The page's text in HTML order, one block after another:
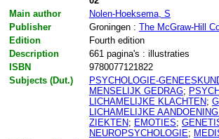
Main author
Nolen-Hoeksema, S
Publisher
Groningen : The McGraw-Hill
Edition
Fourth edition
Description
661 pagina's : illustraties
ISBN
9780077121822
Subjects (Dut.)
PSYCHOLOGIE-
MENSELIJK GEDRAG;
LICHAMELIJKE KLACHTEN;
LICHAMELIJKE
ZIEKTEN; EMOTIES;
NEUROPSYCHOLOGIE;